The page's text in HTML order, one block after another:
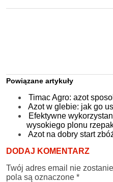
Powiązane artykuły
Timac Agro: azot
Azot w glebie: jak go
Efektywne
wysokiego plonu
Azot na dobry start
DODAJ KOMENTARZ
Twój adres email nie
pola są oznaczone *